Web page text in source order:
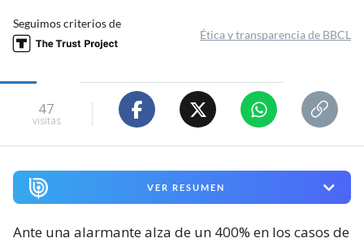
Seguimos criterios de
Ética y transparencia de BBCL
47
visitas
VER RESUMEN
Ante una alarmante alza de un 400% en los casos de